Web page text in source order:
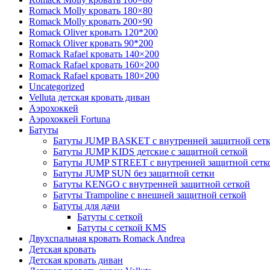
Romack Molly кровать 180×80
Romack Molly кровать 200×90
Romack Oliver кровать 120*200
Romack Oliver кровать 90*200
Romack Rafael кровать 140×200
Romack Rafael кровать 160×200
Romack Rafael кровать 180×200
Uncategorized
Velluta детская кровать диван
Аэрохоккей
Аэрохоккей Fortuna
Батуты
Батуты JUMP BASKET с внутренней защитной
Батуты JUMP KIDS детские с защитной сеткой
Батуты JUMP STREET с внутренней защитной
Батуты JUMP SUN без защитной сетки
Батуты KENGO с внутренней защитной сеткой
Батуты Trampoline с внешней защитной сеткой
Батуты для дачи
Батуты с сеткой
Батуты с сеткой KMS
Двухспальная кровать Romack Andrea
Детская кровать
Детская кровать диван